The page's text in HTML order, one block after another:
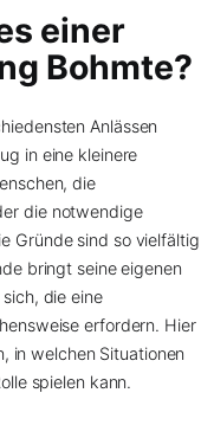
einer
Bohmte?
Anlässen
in eine kleinere
die
die notwendige
Gründe sind so vielfältig
bringt seine eigenen
die eine
erfordern. Hier
in welchen Situationen
spielen kann.